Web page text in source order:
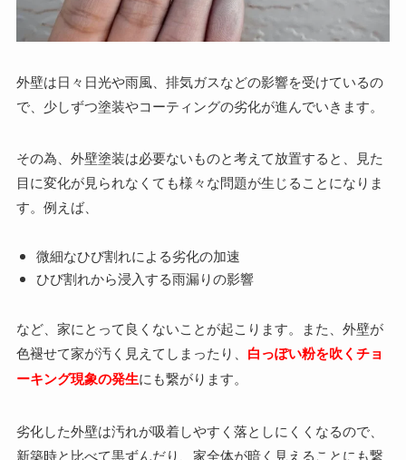
外壁は日々日光や雨風、排気ガスなどの影響を受けているの
で、少しずつ塗装やコーティングの劣化が進んでいきます。
その為、外壁塗装は必要ないものと考えて放置すると、見た
目に変化が見られなくても様々な問題が生じることになりま
す。例えば、
微細なひび割れによる劣化の加速
ひび割れから浸入する雨漏りの影響
など、家にとって良くないことが起こります。また、外壁が
色褪せて家が汚く見えてしまったり、 白っぽい粉を吹くチョ
ーキング現象の発生にも繋がります。
劣化した外壁は汚れが吸着しやすく落としにくくなるので、
新築時と比べて黒ずんだり、家全体が暗く見えることにも繋